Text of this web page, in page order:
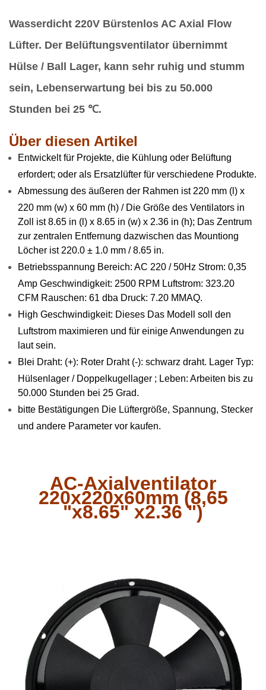
Wasserdicht 220V Bürstenlos AC Axial Flow
Lüfter. Der Belüftungsventilator übernimmt
Hülse / Ball Lager, kann sehr ruhig und stumm
sein, Lebenserwartung bei bis zu 50.000
Stunden bei 25 ℃.
Über diesen Artikel
Entwickelt für Projekte, die Kühlung oder Belüftung
erfordert; oder als Ersatzlüfter für verschiedene Produkte.
Abmessung des äußeren der Rahmen ist 220 mm (l) x
220 mm (w) x 60 mm (h) / Die Größe des Ventilators in
Zoll ist 8.65 in (l) x 8.65 in (w) x 2.36 in (h); Das Zentrum
zur zentralen Entfernung dazwischen das Mountiong
Löcher ist 220.0 ± 1.0 mm / 8.65 in.
Betriebsspannung Bereich: AC 220 / 50Hz Strom: 0,35
Amp Geschwindigkeit: 2500 RPM Luftstrom: 323.20
CFM Rauschen: 61 dba Druck: 7.20 MMAQ.
High Geschwindigkeit: Dieses Das Modell soll den
Luftstrom maximieren und für einige Anwendungen zu
laut sein.
Blei Draht: (+): Roter Draht (-): schwarz draht. Lager Typ:
Hülsenlager / Doppelkugellager ; Leben: Arbeiten bis zu
50.000 Stunden bei 25 Grad.
bitte Bestätigungen Die Lüftergröße, Spannung, Stecker
und andere Parameter vor kaufen.
AC-Axialventilator
220x220x60mm (8,65
"x8.65" x2.36 ")